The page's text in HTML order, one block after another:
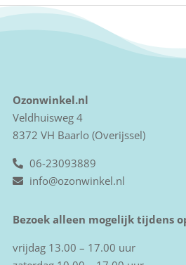
Ozonwinkel.nl
Veldhuisweg 4
8372 VH Baarlo (Overijssel)
06-23093889
info@ozonwinkel.nl
Bezoek alleen mogelijk tijdens
vrijdag 13.00 – 17.00 uur